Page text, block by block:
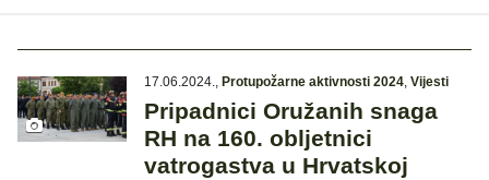
17.06.2024., Protupožarne aktivnosti 2024, Vijesti
Pripadnici Oružanih snaga
RH na 160. obljetnici
vatrogastva u Hrvatskoj